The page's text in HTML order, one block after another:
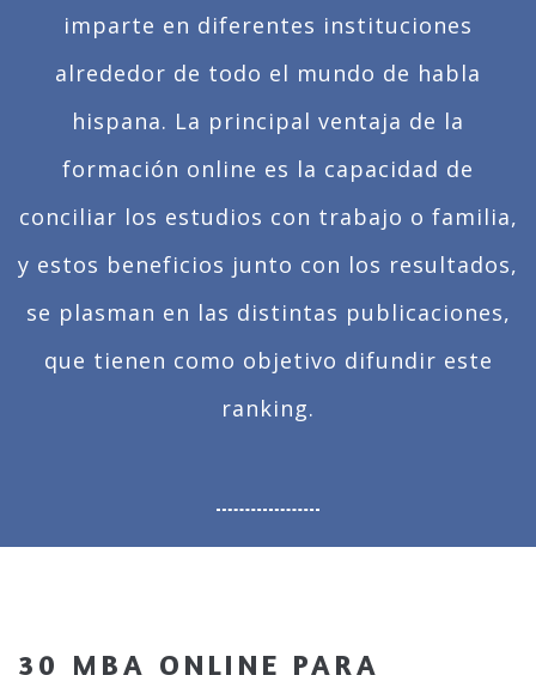
imparte en diferentes instituciones
alrededor de todo el mundo de habla
hispana. La principal ventaja de la
formación online es la capacidad de
conciliar los estudios con trabajo o familia,
y estos beneficios junto con los resultados,
se plasman en las distintas publicaciones,
que tienen como objetivo difundir este
ranking.
30 MBA ONLINE PARA